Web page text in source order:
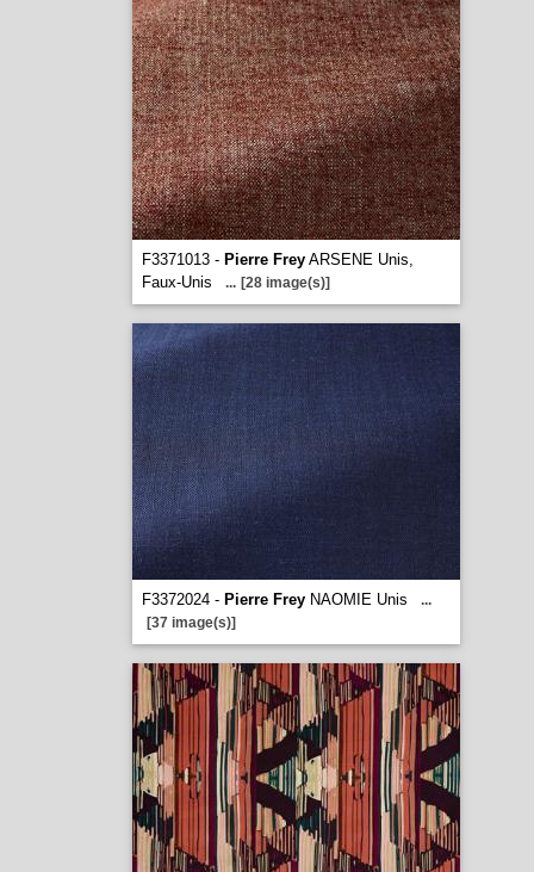
F3371013 - Pierre FreyARSENE Unis,
Faux-Unis
... [28 image(s)]
F3372024 - Pierre FreyNAOMIE Unis
...
[37 image(s)]